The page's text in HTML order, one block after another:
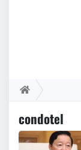
condotel